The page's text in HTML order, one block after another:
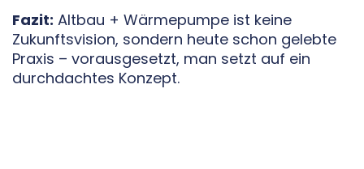
Fazit: Altbau + Wärmepumpe ist keine
Zukunftsvision, sondern heute schon gelebte
Praxis – vorausgesetzt, man setzt auf ein
durchdachtes Konzept.